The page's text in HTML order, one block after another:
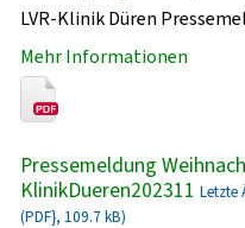
LVR-Klinik Düren
Mehr Informationen
Pressemeldung
KlinikDueren202311 Letzte
(PDF}, 109.7 kB)